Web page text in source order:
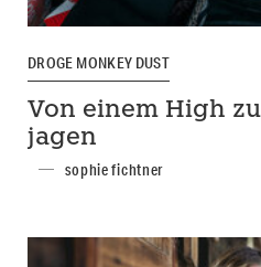
DROGE MONKEY DUST
Von einem High
jagen
sophie fichtner